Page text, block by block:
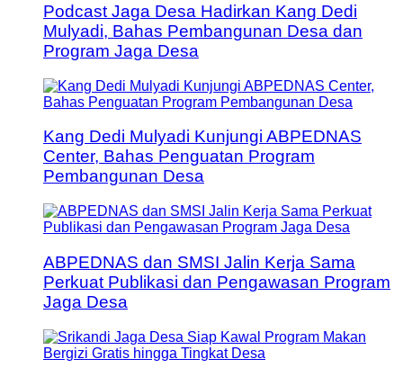
Podcast Jaga Desa Hadirkan Kang Dedi
Mulyadi, Bahas Pembangunan Desa dan
Program Jaga Desa
Kang Dedi Mulyadi Kunjungi ABPEDNAS
Center, Bahas Penguatan Program
Pembangunan Desa
ABPEDNAS dan SMSI Jalin Kerja Sama
Perkuat Publikasi dan Pengawasan Program
Jaga Desa